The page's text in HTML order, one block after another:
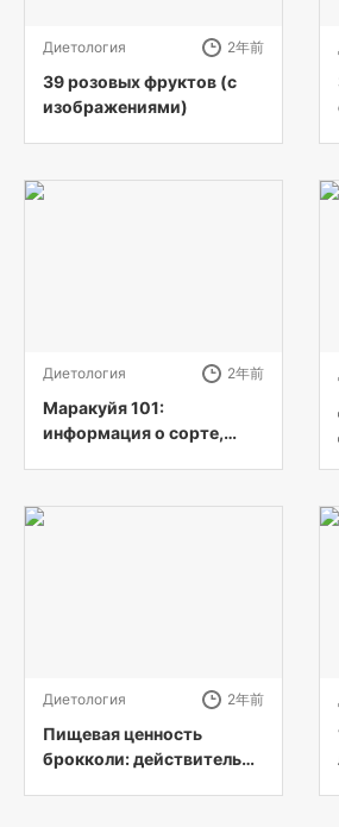
Диетология 2年前
39 розовых фруктов (с
изображениями)
Диетология 2年前
Маракуйя 101:
информация о сорте,
Диетология 2年前
Пищевая ценность
брокколи: действительно